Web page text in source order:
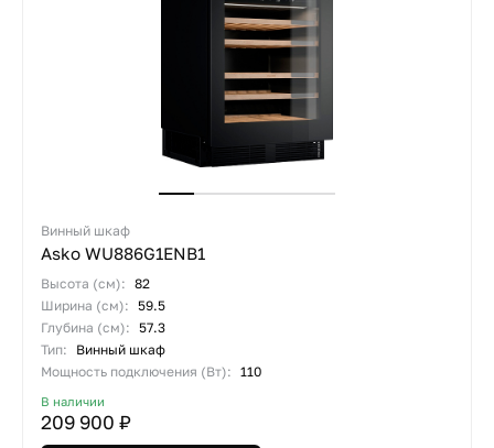
Винный шкаф
Asko WU886G1ENB1
Высота (см): 82
Ширина (см): 59.5
Глубина (см): 57.3
Тип:
Винный шкаф
Мощность подключения (Вт): 110
В наличии
209 900 ₽